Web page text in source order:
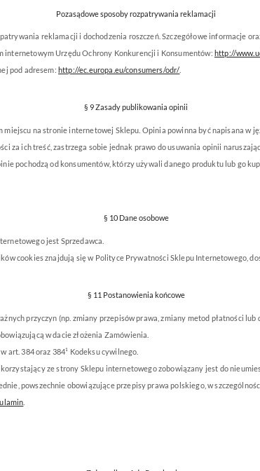
Pozasądowe sposoby rozpatrywania reklamacji
reklamacji i dochodzenia roszczeń. Szczegółowe informacje
Urzędu Ochrony Konkurencji i Konsumentów: http://
pod adresem: http://ec.europa.eu/consumers/odr/
§ 9 Zasady publikowania opinii
na stronie internetowej Sklepu. Opinia powinna być napisana w
ich treść, zastrzega sobie jednak prawo do usuwania opinii
pochodzą od konsumentów, którzy używali danego produktu lub go
§ 10 Dane osobowe
jest Sprzedawca.
cookies znajdują się w Polityce Prywatności Sklepu Internetowego,
§ 11 Postanowienia końcowe
przyczyn (np. zmiany przepisów prawa, zmiany metod płatności
w dacie złożenia Zamówienia.
art. 384 oraz 384¹ Kodeksu cywilnego.
korzystający zestrony Sklepu internetowego zobowiązany jest do
powszechnie obowiązujące przepisy prawa polskiego, w